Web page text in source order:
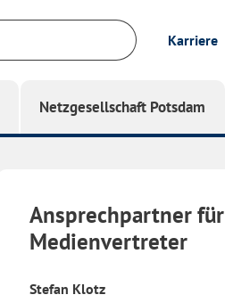
Karriere
Netzgesellschaft Potsdam
Ansprechpartner für
Medienvertreter
Stefan Klotz